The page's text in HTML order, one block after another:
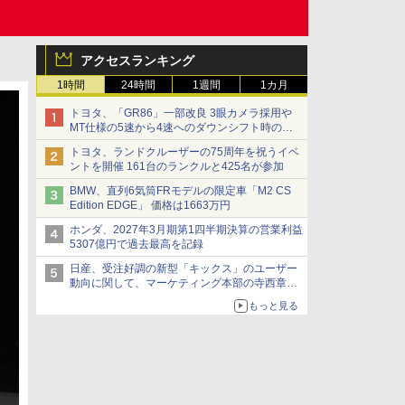
アクセスランキング
1時間 24時間 1週間 1カ月
トヨタ、「GR86」一部改良 3眼カメラ採用や
MT仕様の5速から4速へのダウンシフト時の操
作性向上など
トヨタ、ランドクルーザーの75周年を祝うイベ
ントを開催 161台のランクルと425名が参加
BMW、直列6気筒FRモデルの限定車「M2 CS
Edition EDGE」 価格は1663万円
ホンダ、2027年3月期第1四半期決算の営業利益
5307億円で過去最高を記録
日産、受注好調の新型「キックス」のユーザー
動向に関して、マーケティング本部の寺西章氏
もっと見る